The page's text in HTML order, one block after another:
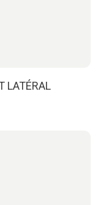
LATÉRAL